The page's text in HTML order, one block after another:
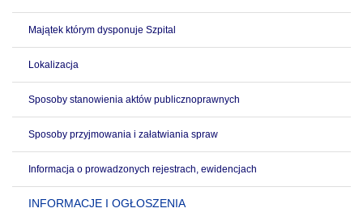
Majątek którym dysponuje Szpital
Lokalizacja
Sposoby stanowienia aktów publicznoprawnych
Sposoby przyjmowania i załatwiania spraw
Informacja o prowadzonych rejestrach, ewidencjach
INFORMACJE I OGŁOSZENIA